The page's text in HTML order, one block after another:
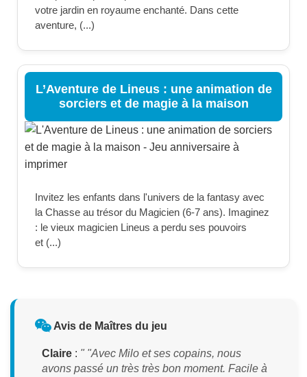
votre jardin en royaume enchanté. Dans cette
aventure, (...)
L’Aventure de Lineus : une animation de
sorciers et de magie à la maison
Invitez les enfants dans l'univers de la fantasy avec
la Chasse au trésor du Magicien (6-7 ans). Imaginez
: le vieux magicien Lineus a perdu ses pouvoirs
et (...)
Avis de Maîtres du jeu
Claire : " "Avec Milo et ses copains, nous
avons passé un très très bon moment. Facile à